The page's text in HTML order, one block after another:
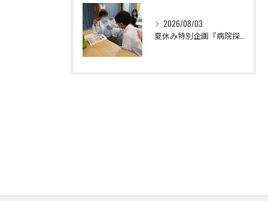
2026/08/03
夏休み特別企画『病院探検隊2026』を開催しました！